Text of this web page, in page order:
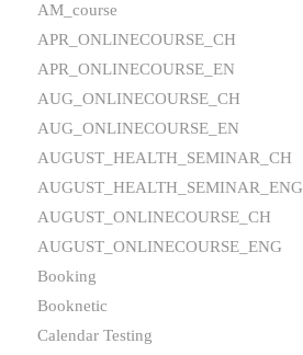
AM_course
APR_ONLINECOURSE_CH
APR_ONLINECOURSE_EN
AUG_ONLINECOURSE_CH
AUG_ONLINECOURSE_EN
AUGUST_HEALTH_SEMINAR_CH
AUGUST_HEALTH_SEMINAR_ENG
AUGUST_ONLINECOURSE_CH
AUGUST_ONLINECOURSE_ENG
Booking
Booknetic
Calendar Testing